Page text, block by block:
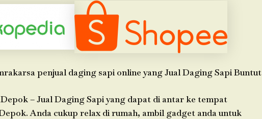
penjual daging sapi online yang Jual Daging Sapi Buntut
– Jual Daging Sapi yang dapat di antar ke tempat
Anda cukup relax di rumah, ambil gadget anda untuk